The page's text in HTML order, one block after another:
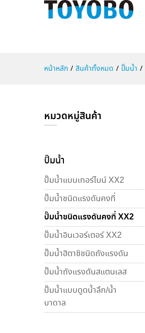
หน้าหลัก / สินค้าทั้งหมด / ปั๊มน้ำ /
หมวดหมู่สินค้า
ปั๊มน้ำ
ปั๊มน้ำแบบเทอร์ไบน์ XX2
ปั๊มน้ำชนิดแรงดันคงที่
ปั๊มน้ำชนิดแรงดันคงที่ XX2
ปั๊มน้ำอินเวอร์เตอร์ XX2
ปั๊มน้ำฮิตาชิชนิดถังแรงดัน
ปั๊มน้ำถังแรงดันสแตนเลส
ปั๊มน้ำแบบดูดน้ำลึก/น้ำ
บาดาล